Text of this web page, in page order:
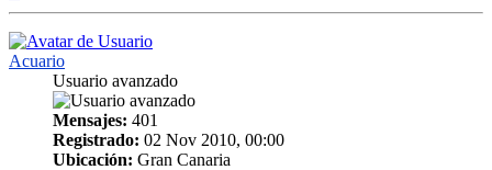
Acuario
Usuario avanzado
Mensajes: 401
Registrado: 02 Nov 2010, 00:00
Ubicación: Gran Canaria